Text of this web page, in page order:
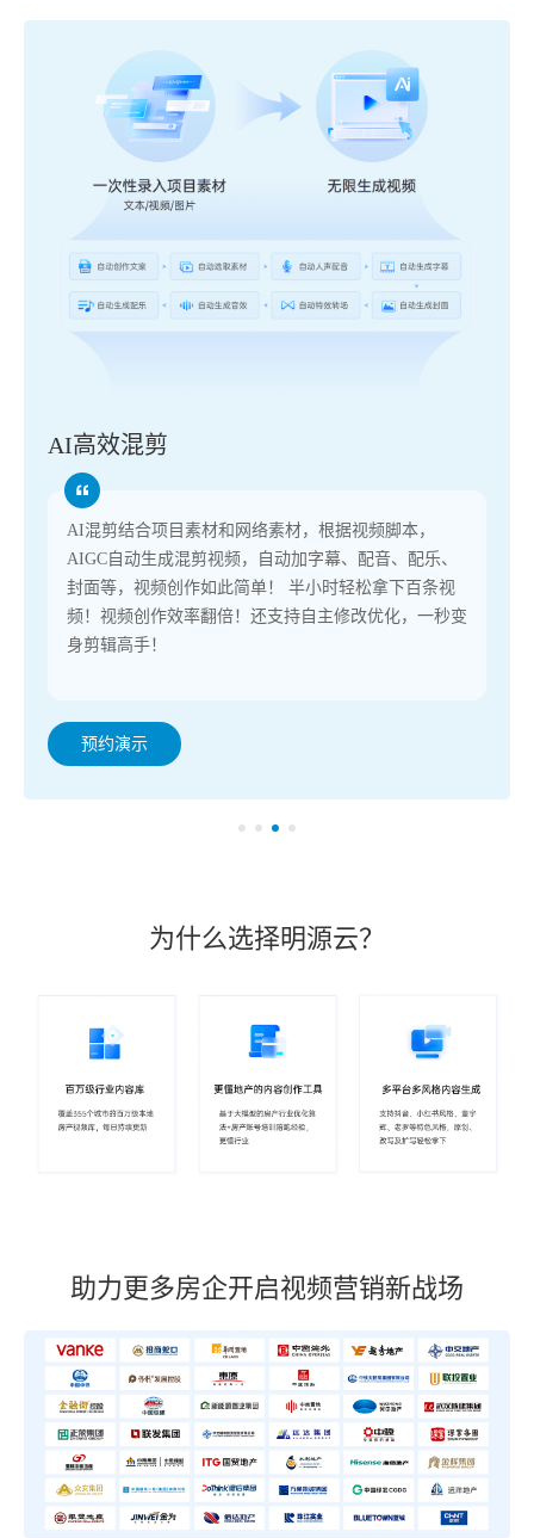
AI高效混剪
AI混剪结合项目素材和网络素材，根据视频脚本，
AIGC自动生成混剪视频，自动加字幕、配音、配乐、
封面等，视频创作如此简单！ 半小时轻松拿下百条视
频！视频创作效率翻倍！还支持自主修改优化，一秒变
身剪辑高手！
预约演示
为什么选择明源云？
助力更多房企开启视频营销新战场